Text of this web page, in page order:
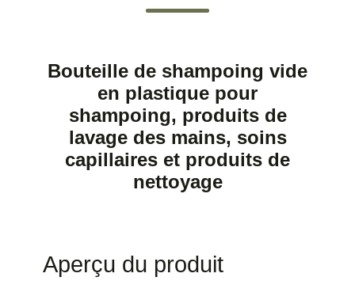
Bouteille de shampoing vide
en plastique pour
shampoing, produits de
lavage des mains, soins
capillaires et produits de
nettoyage
Aperçu du produit